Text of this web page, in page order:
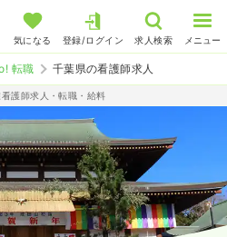
気になる 登録/ログイン 求人検索 メニュー
転職 千葉県の看護師求人
護師求人・転職・給料